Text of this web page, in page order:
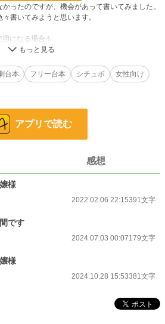
ったのですが、機会があって書いてみました。
書いてみようと思います。
用になる場合⚠
発言や転載はもちろん禁止です。著作権は放棄し
いつき)を記載して下さい。(何度注意しても作者
用を禁止します)
レンジはokですが、大幅なアレンジや台本の
やエフェクトなどはご遠慮願います。
際の注意点】をご覧下さい。
件
台本 フリー台本 シチュボ
女性向け
アプリで読む
感想
様
2022.02.06 22:15391文字
です
2024.07.03 00:07179文字
様
2024.10.28 15:53381文字